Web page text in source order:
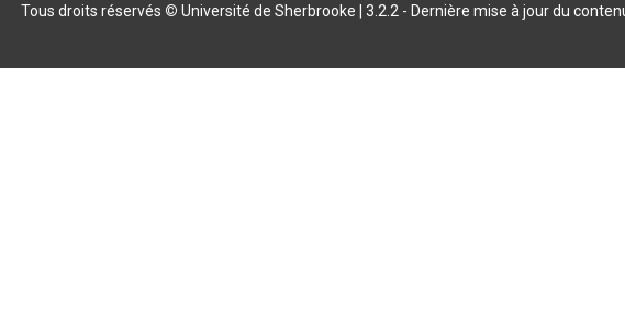
Tous droits réservés © Université de Sherbrooke |3.2.2 - Dernière mise à jour du